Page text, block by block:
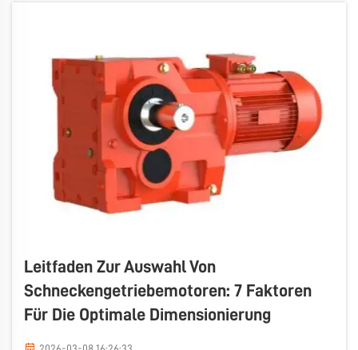
Leitfaden Zur Auswahl Von
Schneckengetriebemotoren: 7 Faktoren
Für Die Optimale Dimensionierung